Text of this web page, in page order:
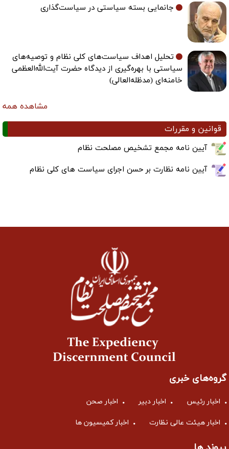
جانمایی بسته سیاستی در سیاست‌گذاری
تحلیل اهداف سیاست‌های کلی نظام و توصیه‌های
سیاستی با بهره‌گیری از دیدگاه حضرت آیت‌الله‌العظمی
خامنه‌ای (مدظله‌العالی)
مشاهده همه
قوانین و مقررات
آیین نامه مجمع تشخیص مصلحت نظام
آیین نامه نظارت بر حسن اجرای سیاست های کلی نظام
گروه‌های خبری
اخبار رئیس اخبار دبیر اخبار صحن
اخبار هیئت عالی نظارت اخبار کمیسیون ها